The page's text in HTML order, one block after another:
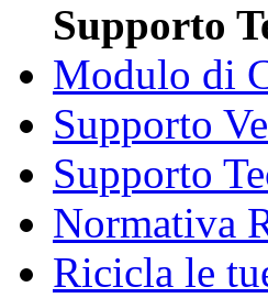
Supporto
Modulo di
Supporto
Supporto
Normativa
Ricicla le